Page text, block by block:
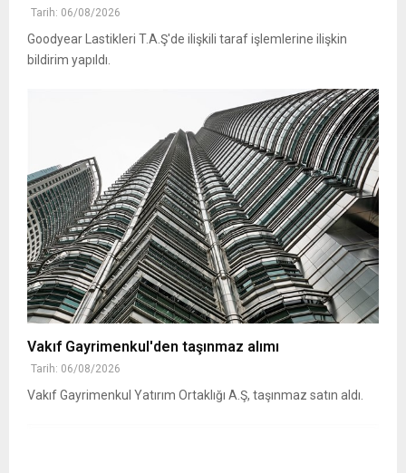
Tarih: 06/08/2026
Goodyear Lastikleri T.A.Ş'de ilişkili taraf işlemlerine ilişkin
bildirim yapıldı.
Vakıf Gayrimenkul'den taşınmaz alımı
Tarih: 06/08/2026
Vakıf Gayrimenkul Yatırım Ortaklığı A.Ş, taşınmaz satın aldı.